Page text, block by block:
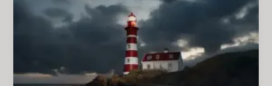
(4
Kapitel)